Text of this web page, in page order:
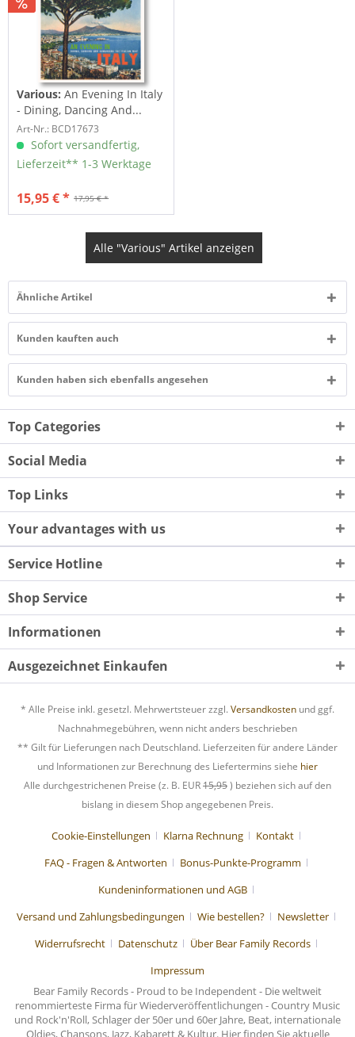
Various: An Evening In Italy
- Dining, Dancing And...
Art-Nr.: BCD17673
Sofort versandfertig,
Lieferzeit** 1-3 Werktage
17,95 € *
15,95 € *
Alle "Various" Artikel anzeigen
Ähnliche Artikel
Kunden kauften auch
Kunden haben sich ebenfalls angesehen
Top Categories
Social Media
Top Links
Your advantages with us
Service Hotline
Shop Service
Informationen
Ausgezeichnet Einkaufen
* Alle Preise inkl. gesetzl. Mehrwertsteuer zzgl. Versandkosten und ggf.
Nachnahmegebühren, wenn nicht anders beschrieben
** Gilt für Lieferungen nach Deutschland. Lieferzeiten für andere Länder
und Informationen zur Berechnung des Liefertermins siehe hier
Alle durchgestrichenen Preise (z. B. EUR15,95) beziehen sich auf den
bislang in diesem Shop angegebenen Preis.
Cookie-Einstellungen Klarna Rechnung
Kontakt
FAQ - Fragen & Antworten
Bonus-Punkte-Programm
Kundeninformationen und AGB
Versand und Zahlungsbedingungen
Wie bestellen?
Newsletter
Widerrufsrecht
Datenschutz
Über Bear Family Records
Impressum
Bear Family Records - Proud to be Independent - Die weltweit
renommierteste Firma für Wiederveröffentlichungen - Country Music
und Rock'n'Roll, Schlager der 50er und 60er Jahre, Beat, internationale
Oldies, Chansons, Jazz, Kabarett & Kultur. Hier finden Sie aktuelle